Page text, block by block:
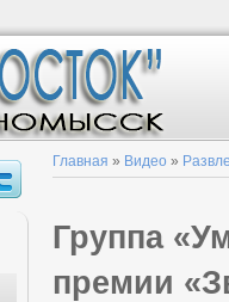
Главная » Видео »
Группа
премии